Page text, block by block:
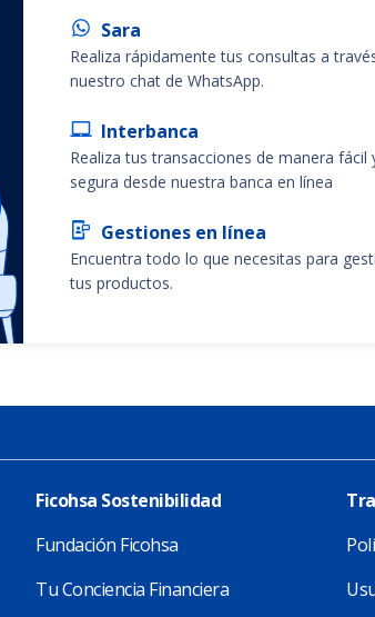
Sara
Realiza rápidamente tus consultas a
nuestro chat de WhatsApp.
Interbanca
Realiza tus transacciones de manera fácil
segura desde nuestra banca en línea
Gestiones en línea
Encuentra todo lo que necesitas para
tus productos.
Ficohsa Sostenibilidad
Fundación Ficohsa
Tu Conciencia Financiera